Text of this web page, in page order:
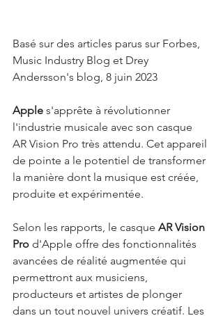
Basé sur des articles parus sur Forbes,
Music Industry Blog et Drey
Andersson's blog, 8 juin 2023
Apple s'apprête à révolutionner
l'industrie musicale avec son casque
AR Vision Pro très attendu. Cet appareil
de pointe a le potentiel de transformer
la manière dont la musique est créée,
produite et expérimentée.
Selon les rapports, le casque AR Vision
Pro d'Apple offre des fonctionnalités
avancées de réalité augmentée qui
permettront aux musiciens,
producteurs et artistes de plonger
dans un tout nouvel univers créatif. Les